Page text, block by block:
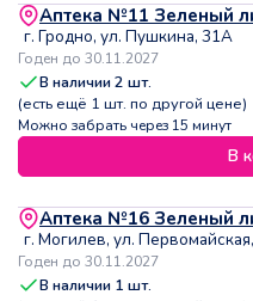
Аптека №11 Зеленый
г. Гродно, ул. Пушкина, 31А
Годен до 30.11.2027
В наличии2 шт.
(есть ещё 1 шт. по другой цене)
Можно забрать через 15 минут
В
Аптека №16 Зеленый
г. Могилев, ул.
Годен до 30.11.2027
В наличии 1 шт.